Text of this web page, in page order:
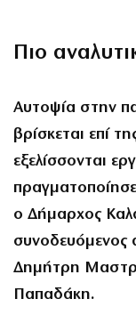
Πιο
Αυτοψία στην
βρίσκεται επί
εξελίσσονται
ο Δήμαρχος
συνοδευόμενος
Δημήτρη
Παπαδάκη.